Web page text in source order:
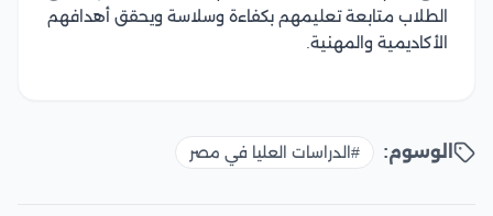
الطلاب متابعة تعليمهم بكفاءة وسلاسة ويحقق أهدافهم
الأكاديمية والمهنية.
الوسوم: #الدراسات العليا في مصر